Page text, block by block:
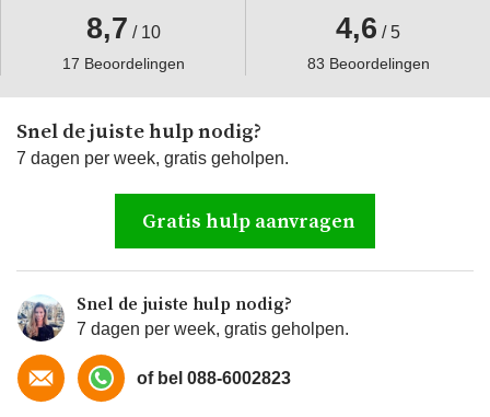
8,7 / 10
17 Beoordelingen
4,6 / 5
83 Beoordelingen
Snel de juiste hulp nodig?
7 dagen per week, gratis geholpen.
Gratis hulp aanvragen
Snel de juiste hulp nodig?
7 dagen per week, gratis geholpen.
of bel 088-6002823